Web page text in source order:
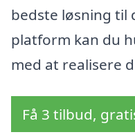
bedste løsning til
platform kan du
med at realisere
Få 3 tilbud,